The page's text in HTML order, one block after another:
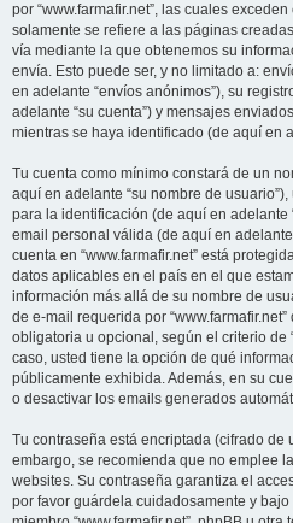
por “www.farmafir.net”, las cuales
solamente se refiere a las páginas
vía mediante la que obtenemos su
envía. Esto puede ser, y no limitado a:
en adelante “envíos anónimos”), su
adelante “su cuenta”) y mensajes
mientras se haya identificado (de aquí en
Tu cuenta como mínimo constará de un
aquí en adelante “su nombre de
para la identificación (de aquí en adelante
email personal válida (de aquí en
cuenta en “www.farmafir.net” está
datos aplicables en el país en el que
información más allá de su nombre de
de e-mail requerida por
obligatoria u opcional, según el criterio de
caso, usted tiene la opción de qué
públicamente exhibida. Además, en su
o desactivar los emails generados
Tu contraseña está encriptada (cifrado de
embargo, se recomienda que no emplee
websites. Su contraseña garantiza el
por favor guárdela cuidadosamente y